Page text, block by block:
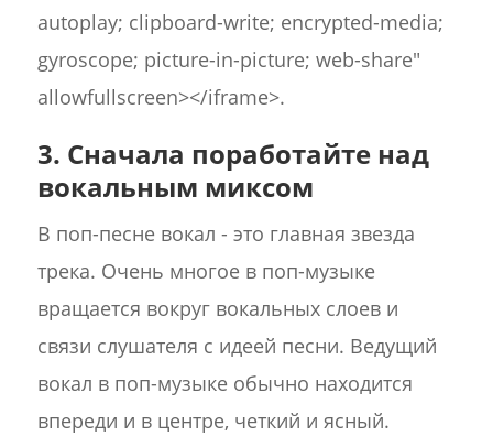
autoplay; clipboard-write; encrypted-media;
gyroscope; picture-in-picture; web-share"
allowfullscreen></iframe>.
3. Сначала поработайте над
вокальным миксом
В поп-песне вокал - это главная звезда
трека. Очень многое в поп-музыке
вращается вокруг вокальных слоев и
связи слушателя с идеей песни. Ведущий
вокал в поп-музыке обычно находится
впереди и в центре, четкий и ясный.